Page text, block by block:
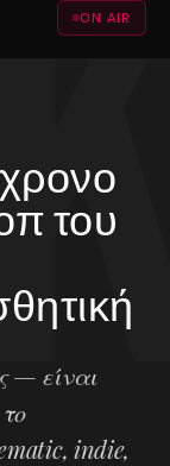
ON AIR
του
— είναι
indie,